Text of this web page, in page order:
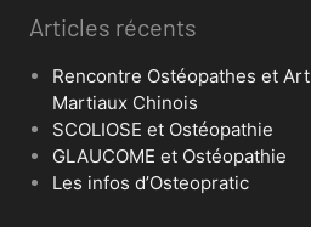
Articles récents
Rencontre Ostéopathes et
Martiaux Chinois
SCOLIOSE et Ostéopathie
GLAUCOME et Ostéopathie
Les infos d’Osteopratic